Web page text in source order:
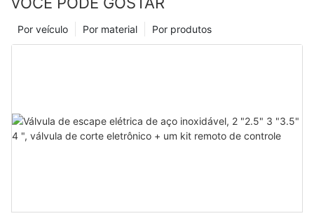
veículo limpo e bem conservado.
Por produtos
Por material
Por veículo